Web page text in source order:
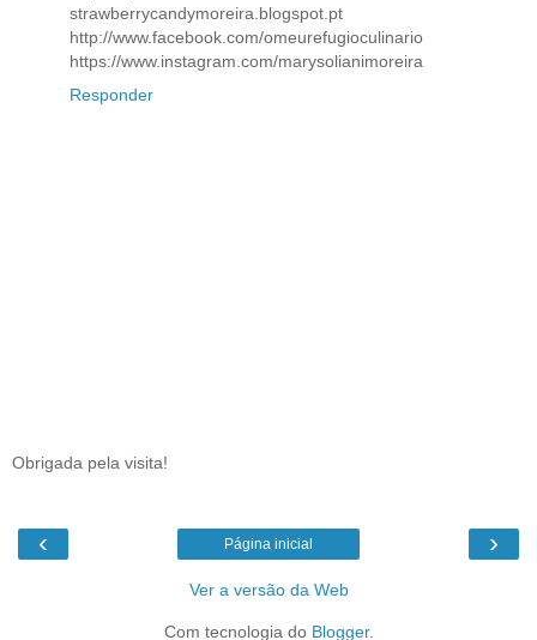
strawberrycandymoreira.blogspot.pt
http://www.facebook.com/omeurefugioculinario
https://www.instagram.com/marysolianimoreira
Responder
Obrigada pela visita!
‹ ›
Página inicial
Ver a versão da Web
Com tecnologia do Blogger.